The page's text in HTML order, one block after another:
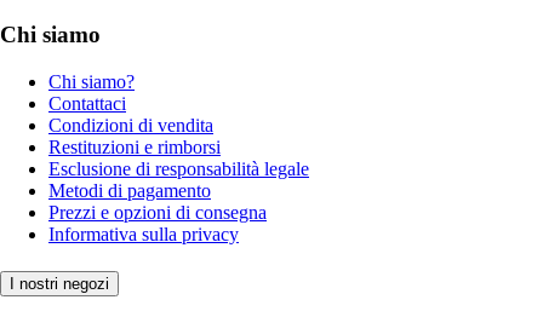
Chi siamo
Chi siamo?
Contattaci
Condizioni di vendita
Restituzioni e rimborsi
Esclusione di responsabilità legale
Metodi di pagamento
Prezzi e opzioni di consegna
Informativa sulla privacy
I nostri negozi